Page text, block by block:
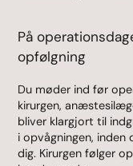
På
opfølgning
Du møder ind før
kirurgen,
bliver klargjort til
i opvågningen, inden
dig. Kirurgen følger